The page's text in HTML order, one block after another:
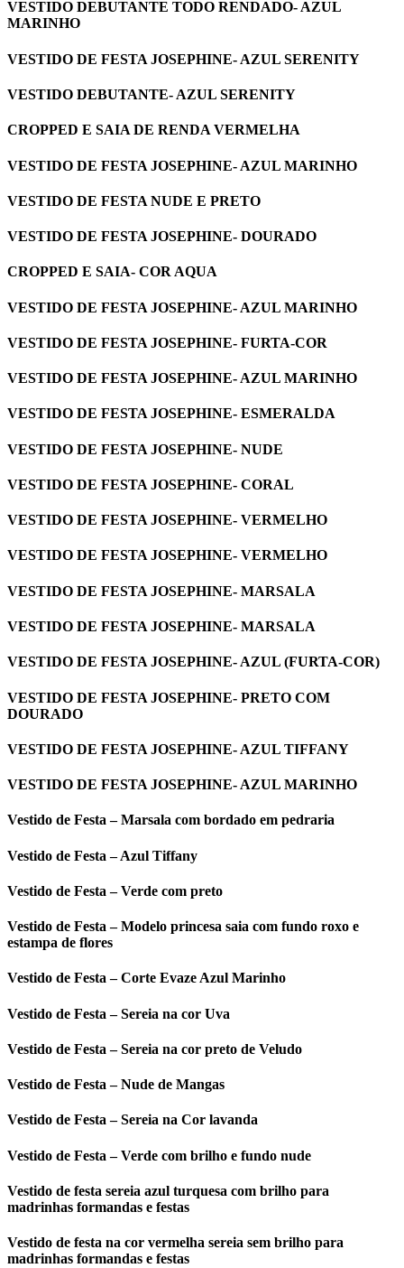
VESTIDO DEBUTANTE TODO RENDADO- AZUL
MARINHO
VESTIDO DE FESTA JOSEPHINE- AZUL SERENITY
VESTIDO DEBUTANTE- AZUL SERENITY
CROPPED E SAIA DE RENDA VERMELHA
VESTIDO DE FESTA JOSEPHINE- AZUL MARINHO
VESTIDO DE FESTA NUDE E PRETO
VESTIDO DE FESTA JOSEPHINE- DOURADO
CROPPED E SAIA- COR AQUA
VESTIDO DE FESTA JOSEPHINE- AZUL MARINHO
VESTIDO DE FESTA JOSEPHINE- FURTA-COR
VESTIDO DE FESTA JOSEPHINE- AZUL MARINHO
VESTIDO DE FESTA JOSEPHINE- ESMERALDA
VESTIDO DE FESTA JOSEPHINE- NUDE
VESTIDO DE FESTA JOSEPHINE- CORAL
VESTIDO DE FESTA JOSEPHINE- VERMELHO
VESTIDO DE FESTA JOSEPHINE- VERMELHO
VESTIDO DE FESTA JOSEPHINE- MARSALA
VESTIDO DE FESTA JOSEPHINE- MARSALA
VESTIDO DE FESTA JOSEPHINE- AZUL (FURTA-COR)
VESTIDO DE FESTA JOSEPHINE- PRETO COM
DOURADO
VESTIDO DE FESTA JOSEPHINE- AZUL TIFFANY
VESTIDO DE FESTA JOSEPHINE- AZUL MARINHO
Vestido de Festa – Marsala com bordado em pedraria
Vestido de Festa – Azul Tiffany
Vestido de Festa – Verde com preto
Vestido de Festa – Modelo princesa saia com fundo roxo e
estampa de flores
Vestido de Festa – Corte Evaze Azul Marinho
Vestido de Festa – Sereia na cor Uva
Vestido de Festa – Sereia na cor preto de Veludo
Vestido de Festa – Nude de Mangas
Vestido de Festa – Sereia na Cor lavanda
Vestido de Festa – Verde com brilho e fundo nude
Vestido de festa sereia azul turquesa com brilho para
madrinhas formandas e festas
Vestido de festa na cor vermelha sereia sem brilho para
madrinhas formandas e festas